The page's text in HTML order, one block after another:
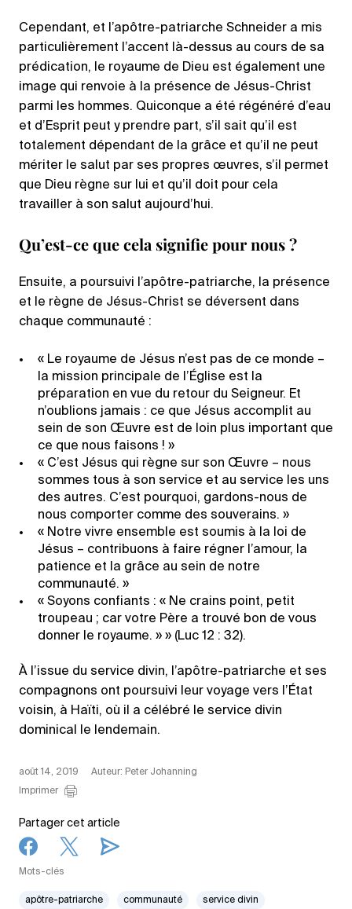
Cependant, et l’apôtre-patriarche Schneider a mis
particulièrement l’accent là-dessus au cours de sa
prédication, le royaume de Dieu est également une
image qui renvoie à la présence de Jésus-Christ
parmi les hommes. Quiconque a été régénéré d’eau
et d’Esprit peut y prendre part, s’il sait qu’il est
totalement dépendant de la grâce et qu’il ne peut
mériter le salut par ses propres œuvres, s’il permet
que Dieu règne sur lui et qu’il doit pour cela
travailler à son salut aujourd’hui.
Qu’est-ce que cela signifie pour nous ?
Ensuite, a poursuivi l’apôtre-patriarche, la présence
et le règne de Jésus-Christ se déversent dans
chaque communauté :
« Le royaume de Jésus n’est pas de ce monde –
la mission principale de l’Église est la
préparation en vue du retour du Seigneur. Et
n’oublions jamais : ce que Jésus accomplit au
sein de son Œuvre est de loin plus important que
ce que nous faisons ! »
« C’est Jésus qui règne sur son Œuvre – nous
sommes tous à son service et au service les uns
des autres. C’est pourquoi, gardons-nous de
nous comporter comme des souverains. »
« Notre vivre ensemble est soumis à la loi de
Jésus – contribuons à faire régner l’amour, la
patience et la grâce au sein de notre
communauté. »
« Soyons confiants : « Ne crains point, petit
troupeau ; car votre Père a trouvé bon de vous
donner le royaume. » » (Luc 12 : 32).
À l’issue du service divin, l’apôtre-patriarche et ses
compagnons ont poursuivi leur voyage vers l’État
voisin, à Haïti, où il a célébré le service divin
dominical le lendemain.
août 14, 2019
Auteur: Peter Johanning
Imprimer
Partager cet article
Mots-clés
apôtre-patriarche communauté service divin